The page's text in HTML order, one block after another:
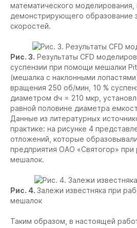
математического моделирования,
демонстрирующего образование
скоростей.
Рис. 3. Результаты CFD
суспензии при помощи мешалки
(мешалка с наклонными
вращения 250 об/мин, 10 %
диаметром dч = 210 мкр,
равной половине диаметра
Данные из литературных
практике: на рисунке 4
отложений, которые
предприятия ОАО «Святогор» при
мешалок.
Рис. 4. Залежи известняка при
мешалок
Таким образом, в настоящей